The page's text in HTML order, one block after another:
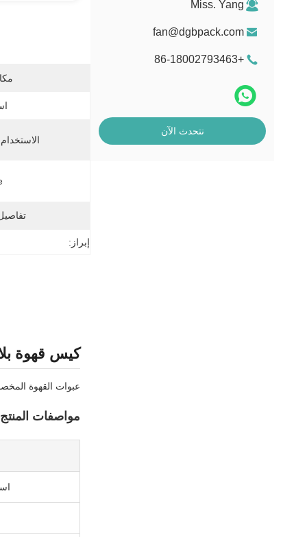
Miss. Yang
fan@dgbpack.com
+86-18002793463
نتحدث الآن
إبراز:
كيس قهوة
عبوات القهوة
مواصفات المنتج